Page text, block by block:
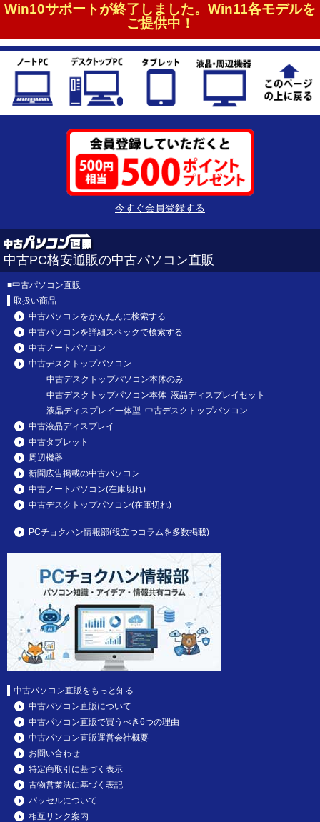
Win10サポートが終了しました。Win11各モデルを
ご提供中！
今すぐ会員登録する
中古PC格安通販の中古パソコン直販
■中古パソコン直販
取扱い商品
中古パソコンをかんたんに検索する
中古パソコンを詳細スペックで検索する
中古ノートパソコン
中古デスクトップパソコン
中古デスクトップパソコン本体のみ
中古デスクトップパソコン本体 液晶ディスプレイセット
液晶ディスプレイ一体型 中古デスクトップパソコン
中古液晶ディスプレイ
中古タブレット
周辺機器
新聞広告掲載の中古パソコン
中古ノートパソコン(在庫切れ)
中古デスクトップパソコン(在庫切れ)
PCチョクハン情報部(役立つコラムを多数掲載)
中古パソコン直販をもっと知る
中古パソコン直販について
中古パソコン直販で買うべき6つの理由
中古パソコン直販運営会社概要
お問い合わせ
特定商取引に基づく表示
古物営業法に基づく表記
パッセルについて
相互リンク案内